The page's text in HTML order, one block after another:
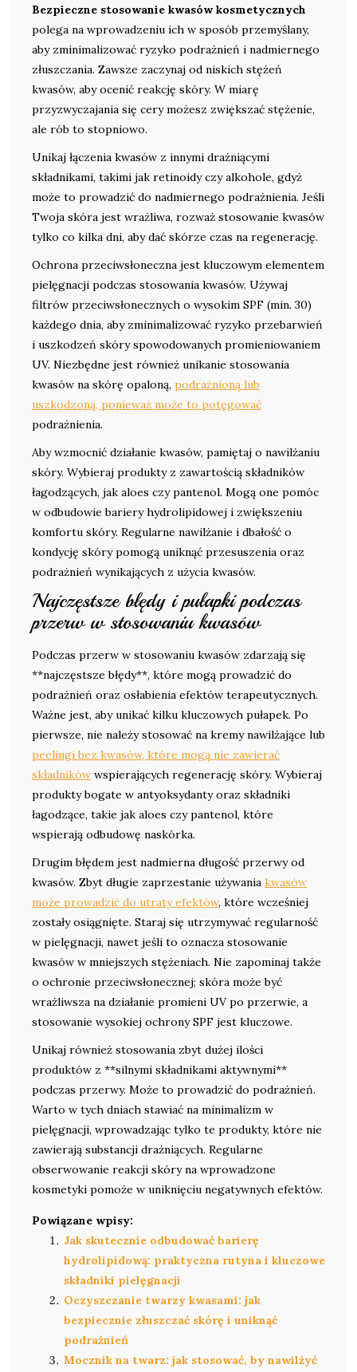
Bezpieczne stosowanie kwasów kosmetycznych
polega na wprowadzeniu ich w sposób przemyślany,
aby zminimalizować ryzyko podrażnień i nadmiernego
złuszczania. Zawsze zaczynaj od niskich stężeń
kwasów, aby ocenić reakcję skóry. W miarę
przyzwyczajania się cery możesz zwiększać stężenie,
ale rób to stopniowo.
Unikaj łączenia kwasów z innymi drażniącymi
składnikami, takimi jak retinoidy czy alkohole, gdyż
może to prowadzić do nadmiernego podrażnienia. Jeśli
Twoja skóra jest wrażliwa, rozważ stosowanie kwasów
tylko co kilka dni, aby dać skórze czas na regenerację.
Ochrona przeciwsłoneczna jest kluczowym elementem
pielęgnacji podczas stosowania kwasów. Używaj
filtrów przeciwsłonecznych o wysokim SPF (min. 30)
każdego dnia, aby zminimalizować ryzyko przebarwień
i uszkodzeń skóry spowodowanych promieniowaniem
UV. Niezbędne jest również unikanie stosowania
kwasów na skórę opaloną, podrażnioną lub
uszkodzoną, ponieważ może to potęgować
podrażnienia.
Aby wzmocnić działanie kwasów, pamiętaj o nawilżaniu
skóry. Wybieraj produkty z zawartością składników
łagodzących, jak aloes czy pantenol. Mogą one pomóc
w odbudowie bariery hydrolipidowej i zwiększeniu
komfortu skóry. Regularne nawilżanie i dbałość o
kondycję skóry pomogą uniknąć przesuszenia oraz
podrażnień wynikających z użycia kwasów.
Najczęstsze błędy i pułapki podczas
przerw w stosowaniu kwasów
Podczas przerw w stosowaniu kwasów zdarzają się
**najczęstsze błędy**, które mogą prowadzić do
podrażnień oraz osłabienia efektów terapeutycznych.
Ważne jest, aby unikać kilku kluczowych pułapek. Po
pierwsze, nie należy stosować na kremy nawilżające lub
peelingi bez kwasów, które mogą nie zawierać
składników wspierających regenerację skóry. Wybieraj
produkty bogate w antyoksydanty oraz składniki
łagodzące, takie jak aloes czy pantenol, które
wspierają odbudowę naskórka.
Drugim błędem jest nadmierna długość przerwy od
kwasów. Zbyt długie zaprzestanie używania kwasów
może prowadzić do utraty efektów, które wcześniej
zostały osiągnięte. Staraj się utrzymywać regularność
w pielęgnacji, nawet jeśli to oznacza stosowanie
kwasów w mniejszych stężeniach. Nie zapominaj także
o ochronie przeciwsłonecznej; skóra może być
wrażliwsza na działanie promieni UV po przerwie, a
stosowanie wysokiej ochrony SPF jest kluczowe.
Unikaj również stosowania zbyt dużej ilości
produktów z **silnymi składnikami aktywnymi**
podczas przerwy. Może to prowadzić do podrażnień.
Warto w tych dniach stawiać na minimalizm w
pielęgnacji, wprowadzając tylko te produkty, które nie
zawierają substancji drażniących. Regularne
obserwowanie reakcji skóry na wprowadzone
kosmetyki pomoże w uniknięciu negatywnych efektów.
Powiązane wpisy:
Jak skutecznie odbudować barierę
hydrolipidową: praktyczna rutyna i kluczowe
składniki pielęgnacji
Oczyszczanie twarzy kwasami: jak
bezpiecznie złuszczać skórę i uniknąć
podrażnień
Mocznik na twarz: jak stosować, by nawilżyć